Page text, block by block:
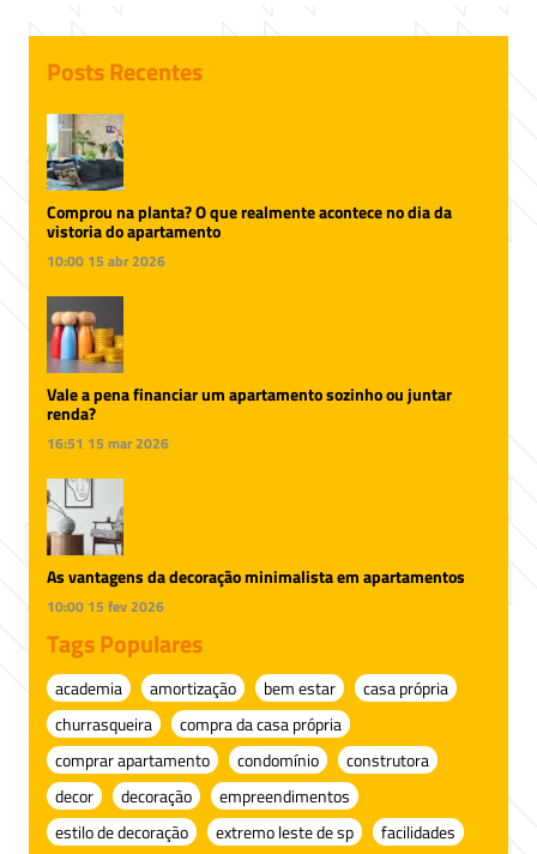
Posts Recentes
Comprou na planta? O que realmente acontece no dia da
vistoria do apartamento
10:00 15 abr 2026
Vale a pena financiar um apartamento sozinho ou juntar
renda?
16:51 15 mar 2026
As vantagens da decoração minimalista em apartamentos
10:00 15 fev 2026
Tags Populares
academia amortização bem estar
casa própria
churrasqueira
compra da casa própria
comprar apartamento
condomínio
construtora
decor
decoração
empreendimentos
estilo de decoração
extremo leste de sp
facilidades